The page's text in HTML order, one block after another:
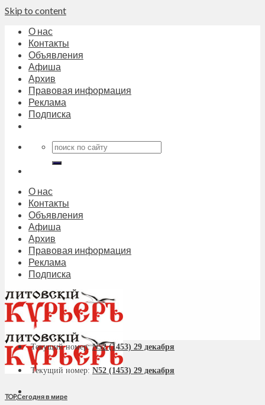
Skip to content
О нас
Контакты
Объявления
Афиша
Архив
Правовая информация
Реклама
Подписка
О нас
Контакты
Объявления
Афиша
Архив
Правовая информация
Реклама
Подписка
Текущий номер:N52 (1453) 29 декабря
Текущий номер: N52 (1453) 29 декабря
TOP,Сегодня в мире